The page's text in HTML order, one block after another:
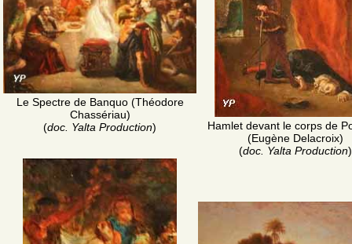
Le Spectre de Banquo (Théodore
Chassériau)
(doc. Yalta Production)
Hamlet devant le corps de
(Eugène Delacroix)
(doc. Yalta Production)